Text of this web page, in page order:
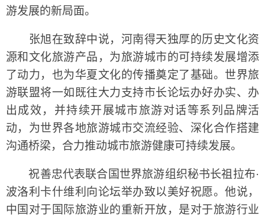
游发展的新局面。
张旭在致辞中说，河南得天独厚的历史文化资
源和文化旅游产品，为旅游城市的可持续发展增添
了动力，也为华夏文化的传播奠定了基础。世界旅
游联盟将一如既往大力支持市长论坛办好办实、办
出成效，并持续开展城市旅游对话等系列品牌活
动，为世界各地旅游城市交流经验、深化合作搭建
沟通桥梁，合力推动城市旅游健康可持续发展。
祝善忠代表联合国世界旅游组织秘书长祖拉布·
波洛利卡什维利向论坛举办致以美好祝愿。他说，
中国对于国际旅游业的重新开放，是对于旅游行业